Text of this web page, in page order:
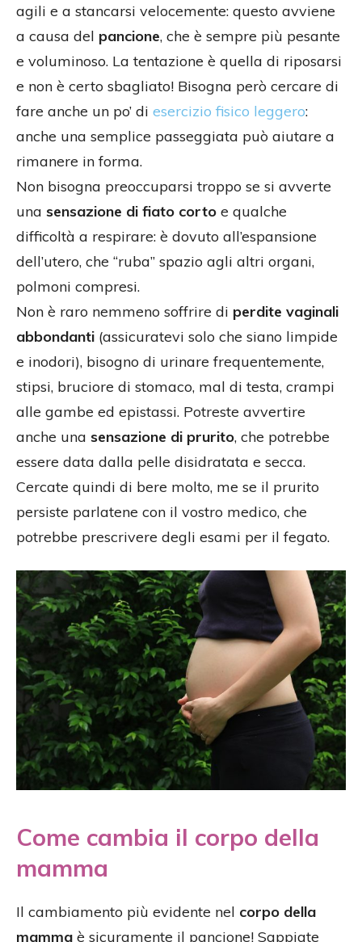
agili e a stancarsi velocemente: questo avviene
a causa del pancione, che è sempre più pesante
e voluminoso. La tentazione è quella di riposarsi
e non è certo sbagliato! Bisogna però cercare di
fare anche un po’ di esercizio fisico leggero:
anche una semplice passeggiata può aiutare a
rimanere in forma.
Non bisogna preoccuparsi troppo se si avverte
una sensazione di fiato corto e qualche
difficoltà a respirare: è dovuto all’espansione
dell’utero, che “ruba” spazio agli altri organi,
polmoni compresi.
Non è raro nemmeno soffrire di perdite vaginali
abbondanti (assicuratevi solo che siano limpide
e inodori), bisogno di urinare frequentemente,
stipsi, bruciore di stomaco, mal di testa, crampi
alle gambe ed epistassi. Potreste avvertire
anche una sensazione di prurito, che potrebbe
essere data dalla pelle disidratata e secca.
Cercate quindi di bere molto, me se il prurito
persiste parlatene con il vostro medico, che
potrebbe prescrivere degli esami per il fegato.
Come cambia il corpo della
mamma
Il cambiamento più evidente nel corpo della
mamma è sicuramente il pancione! Sappiate